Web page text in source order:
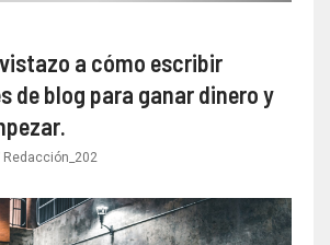
a cómo escribir
de blog para ganar dinero y
Redacción_202